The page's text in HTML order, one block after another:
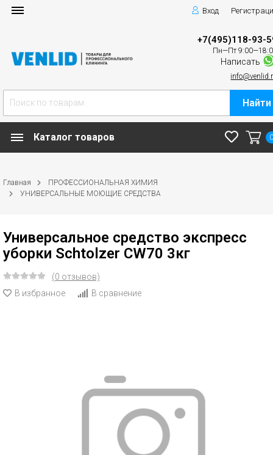
Вход
+7(495)118-93-
Пн—Пт
Написать
Найти
Каталог товаров
Главная
ПРОФЕССИОНАЛЬНАЯ ХИМИЯ
УНИВЕРСАЛЬНЫЕ МОЮЩИЕ СРЕДСТВА
Универсальное средство экспресс
уборки Schtolzer CW70 3кг
(0 отзывов)
В избранное
В сравнение